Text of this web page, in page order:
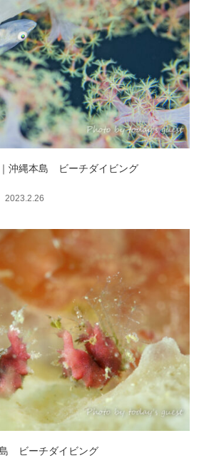
沖縄本島 ビーチダイビング
2023.2.26
ビーチダイビング